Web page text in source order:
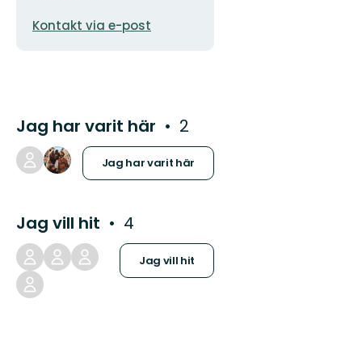
E-
Kontakt via e-post
Jag har varit här 2
Jag har varit här
Jag vill hit 4
Jag vill hit